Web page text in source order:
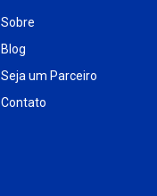
Sobre
Blog
Seja um Parceiro
Contato